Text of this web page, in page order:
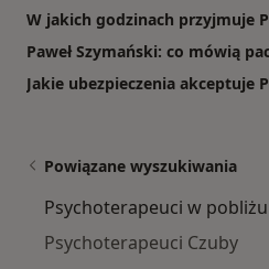
W jakich godzinach przyjmuje
Paweł Szymański: co mówią
Jakie ubezpieczenia akceptuje
Powiązane wyszukiwania
Psychoterapeuci w pobliżu
Psychoterapeuci Czuby